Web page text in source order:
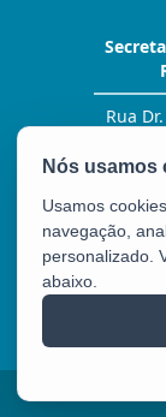
Rua
E-
Usamos
navegação,
personalizado.
abaixo.